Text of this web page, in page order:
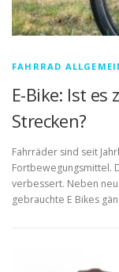
FAHRRAD
E-Bike: Ist
Strecken?
Fahrräder sind seit
Fortbewegungsmittel.
verbessert. Neben
gebrauchte E Bikes